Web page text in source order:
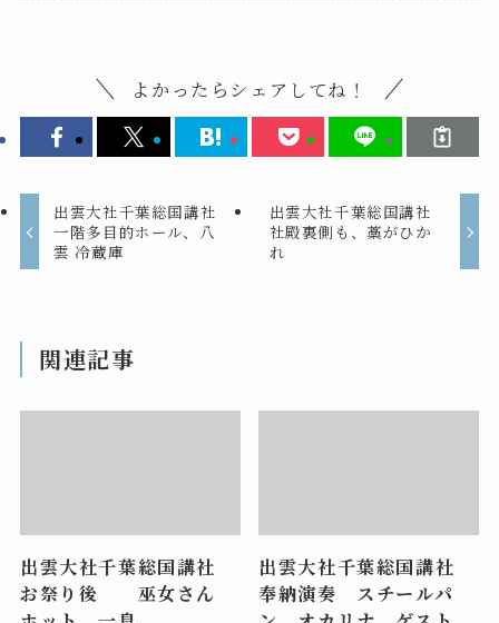
よかったらシェアしてね！
出雲大社千葉総国講社
一階多目的ホール、八
雲 冷蔵庫
出雲大社千葉総国講社
社殿裏側も、藁がひか
れ
関連記事
出雲大社千葉総国講社
お祭り後 巫女さん
出雲大社千葉総国講社
奉納演奏 スチールパ